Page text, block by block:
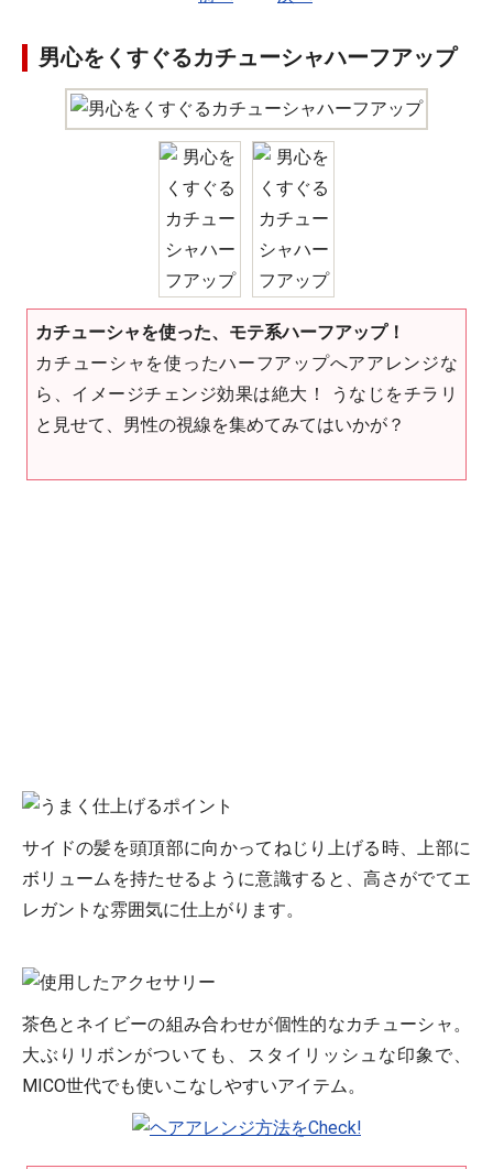
男心をくすぐるカチューシャハーフアップ
カチューシャを使った、モテ系ハーフアップ！
カチューシャを使ったハーフアップへアアレンジな
ら、イメージチェンジ効果は絶大！ うなじをチラリ
と見せて、男性の視線を集めてみてはいかが？
サイドの髪を頭頂部に向かってねじり上げる時、上部に
ボリュームを持たせるように意識すると、高さがでてエ
レガントな雰囲気に仕上がります。
茶色とネイビーの組み合わせが個性的なカチューシャ。
大ぶりリボンがついても、スタイリッシュな印象で、
MICO世代でも使いこなしやすいアイテム。